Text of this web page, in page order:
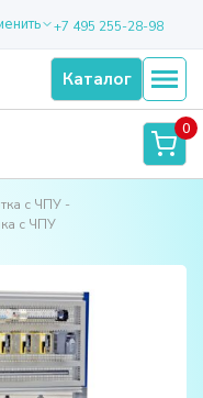
+7 495 255-28-98
Каталог
0
с ЧПУ
с ЧПУ